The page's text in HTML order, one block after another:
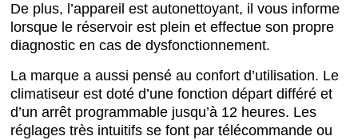
De plus, l’appareil est autonettoyant, il vous informe
lorsque le réservoir est plein et effectue son propre
diagnostic en cas de dysfonctionnement.
La marque a aussi pensé au confort d’utilisation. Le
climatiseur est doté d’une fonction départ différé et
d’un arrêt programmable jusqu’à 12 heures. Les
réglages très intuitifs se font par télécommande ou